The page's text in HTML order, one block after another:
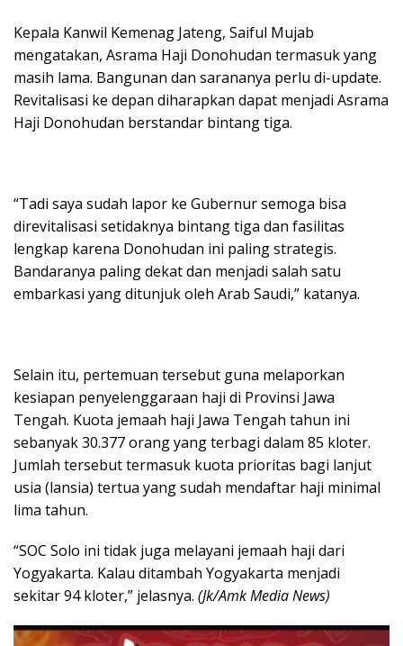
Kepala Kanwil Kemenag Jateng, Saiful Mujab
mengatakan, Asrama Haji Donohudan termasuk yang
masih lama. Bangunan dan sarananya perlu di-update.
Revitalisasi ke depan diharapkan dapat menjadi Asrama
Haji Donohudan berstandar bintang tiga.
“Tadi saya sudah lapor ke Gubernur semoga bisa
direvitalisasi setidaknya bintang tiga dan fasilitas
lengkap karena Donohudan ini paling strategis.
Bandaranya paling dekat dan menjadi salah satu
embarkasi yang ditunjuk oleh Arab Saudi,” katanya.
Selain itu, pertemuan tersebut guna melaporkan
kesiapan penyelenggaraan haji di Provinsi Jawa
Tengah. Kuota jemaah haji Jawa Tengah tahun ini
sebanyak 30.377 orang yang terbagi dalam 85 kloter.
Jumlah tersebut termasuk kuota prioritas bagi lanjut
usia (lansia) tertua yang sudah mendaftar haji minimal
lima tahun.
“SOC Solo ini tidak juga melayani jemaah haji dari
Yogyakarta. Kalau ditambah Yogyakarta menjadi
sekitar 94 kloter,” jelasnya. (Jk/Amk Media News)